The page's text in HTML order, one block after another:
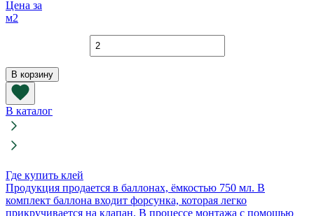
Цена за
м2
Количество
товара
В корзину
В каталог
Где купить клей
Продукция продается в баллонах, ёмкостью 750 мл. В
комплект баллона входит форсунка, которая легко
прикручивается на клапан. В процессе монтажа с помощью